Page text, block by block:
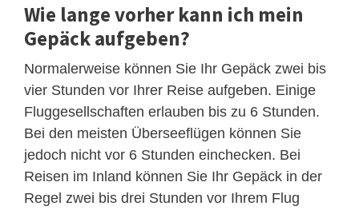
Wie lange vorher kann ich mein
Gepäck aufgeben?
Normalerweise können Sie Ihr Gepäck zwei bis
vier Stunden vor Ihrer Reise aufgeben. Einige
Fluggesellschaften erlauben bis zu 6 Stunden.
Bei den meisten Überseeflügen können Sie
jedoch nicht vor 6 Stunden einchecken. Bei
Reisen im Inland können Sie Ihr Gepäck in der
Regel zwei bis drei Stunden vor Ihrem Flug